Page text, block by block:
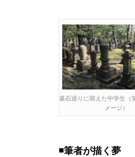
墓石巡りに萌えた中学生（
メージ）
◾️筆者が描く夢